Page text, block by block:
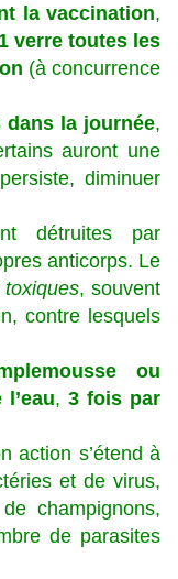
la vaccination,
1 verre toutes les
(à concurrence
dans la journée,
auront une
diminuer
détruites par
anticorps. Le
, souvent
contre lesquels
ou
, 3 fois par
action s’étend à
et de virus,
champignons,
de parasites